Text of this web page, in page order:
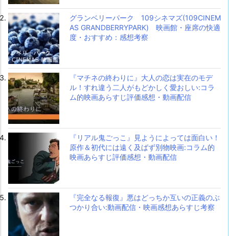
グランベリーパーク 109シネマズ(109CINEM
AS GRANDBERRYPARK) 映画館・座席の快適
度・おすすめ：感想考察
『マチネの終わりに』大人の恋は実在のモデ
ル！すれ違う二人がもどかしく愛おしい:コラ
ム的映画あらすじ評価感想・動画配信
『リアル鬼ごっこ』見ようによっては面白い！
原作＆初代には遠く及ばず別物映画:コラム的
映画あらすじ評価感想・動画配信
『完全なる報復』悪はどっちか互いの正義のぶ
つかり合い:動画配信・映画感想あらすじ考察